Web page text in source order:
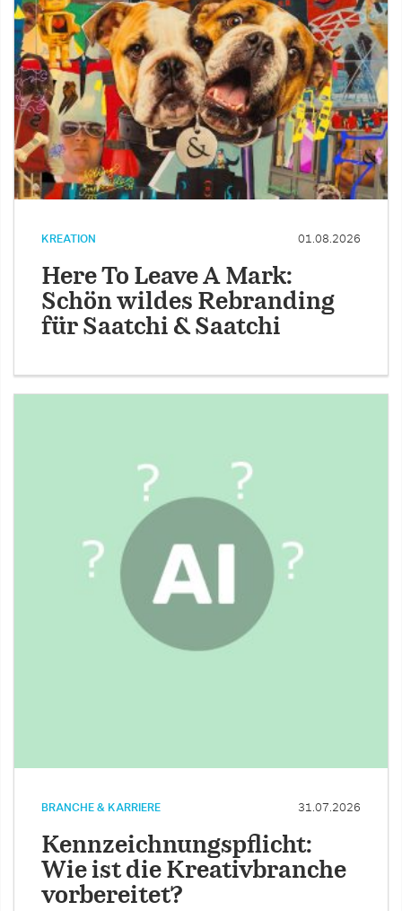
KREATION 01.08.2026
Here To Leave A Mark:
Schön wildes Rebranding
für Saatchi & Saatchi
BRANCHE & KARRIERE 31.07.2026
Kennzeichnungspflicht:
Wie ist die Kreativbranche
vorbereitet?